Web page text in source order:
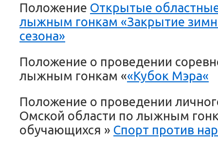
Положение Открытые
лыжным гонкам «Закрытие
сезона»
Положение о проведении
лыжным гонкам ««Кубок Мэра«
Положение о проведении
Омской области по лыжным
обучающихся » Спорт против